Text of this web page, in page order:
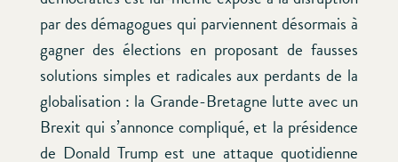
par des démagogues qui parviennent désormais à
gagner des élections en proposant de fausses
solutions simples et radicales aux perdants de la
globalisation : la Grande-Bretagne lutte avec un
Brexit qui s’annonce compliqué, et la présidence
de Donald Trump est une attaque quotidienne